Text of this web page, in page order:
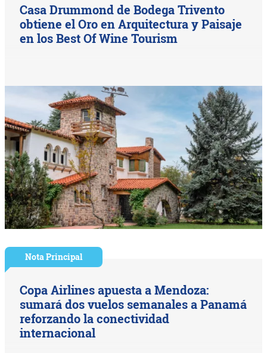
Casa Drummond de Bodega Trivento
obtiene el Oro en Arquitectura y Paisaje
en los Best Of Wine Tourism
Nota Principal
Copa Airlines apuesta a Mendoza:
sumará dos vuelos semanales a Panamá
reforzando la conectividad
internacional